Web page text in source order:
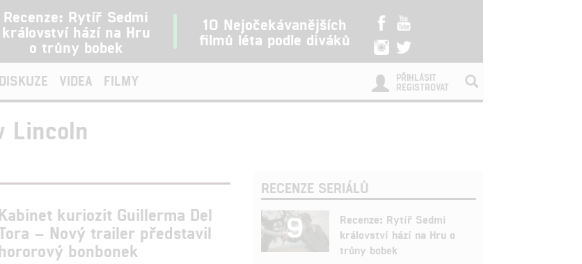
Recenze: Rytíř Sedmi
království hází na Hru
o trůny bobek
10 Nejočekávanějších
filmů léta podle diváků
DISKUZE VIDEA FILMY
PŘIHLÁSIT
REGISTROVAT
Lincoln
Kabinet kuriozit Guillerma Del
– Nový trailer představil
bonbonek
RECENZE SERIÁLŮ
9
Recenze: Rytíř Sedmi
království hází na Hru o
trůny bobek